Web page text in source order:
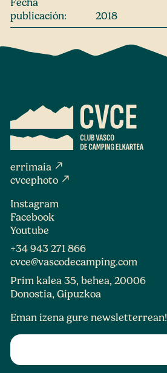
publicación:
2018
errimaia north_east
cvcephoto north_east
Instagram
Facebook
Youtube
+34 943 271 866
cvce@vascodecamping.com
Prim kalea 35, behea, 20006
Donostia, Gipuzkoa
Eman izena gure newsletterrean!